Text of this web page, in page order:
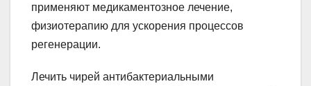
применяют медикаментозное лечение,
физиотерапию для ускорения процессов
регенерации.
Лечить чирей антибактериальными